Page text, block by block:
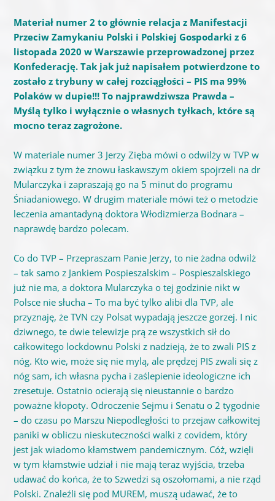
Materiał numer 2 to głównie relacja z Manifestacji
Przeciw Zamykaniu Polski i Polskiej Gospodarki z 6
listopada 2020 w Warszawie przeprowadzonej przez
Konfederację. Tak jak już napisałem potwierdzone to
zostało z trybuny w całej rozciągłości – PIS ma 99%
Polaków w dupie!!! To najprawdziwsza Prawda –
Myślą tylko i wyłącznie o własnych tyłkach, które są
mocno teraz zagrożone.
W materiale numer 3 Jerzy Zięba mówi o odwilży w TVP w
związku z tym że znowu łaskawszym okiem spojrzeli na dr
Mularczyka i zapraszają go na 5 minut do programu
Śniadaniowego. W drugim materiale mówi też o metodzie
leczenia amantadyną doktora Włodizmierza Bodnara –
naprawdę bardzo polecam.
Co do TVP – Przepraszam Panie Jerzy, to nie żadna odwilż
– tak samo z Jankiem Pospieszalskim – Pospieszalskiego
już nie ma, a doktora Mularczyka o tej godzinie nikt w
Polsce nie słucha – To ma być tylko alibi dla TVP, ale
przyznaję, że TVN czy Polsat wypadają jeszcze gorzej. I nic
dziwnego, te dwie telewizje prą ze wszystkich sił do
całkowitego lockdownu Polski z nadzieją, że to zwali PIS z
nóg. Kto wie, może się nie mylą, ale prędzej PIS zwali się z
nóg sam, ich własna pycha i zaślepienie ideologiczne ich
zresetuje. Ostatnio ocierają się nieustannie o bardzo
poważne kłopoty. Odroczenie Sejmu i Senatu o 2 tygodnie
– do czasu po Marszu Niepodległości to przejaw całkowitej
paniki w obliczu nieskuteczności walki z covidem, który
jest jak wiadomo kłamstwem pandemicznym. Cóż, wzięli
w tym kłamstwie udział i nie mają teraz wyjścia, trzeba
udawać do końca, że to Szwedzi są oszołomami, a nie rząd
Polski. Znaleźli się pod MUREM, muszą udawać, że to